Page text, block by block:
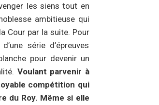
les siens tout en
ambitieuse qui
Cour par la suite. Pour
série d’épreuves
pour devenir un
Voulant parvenir à
compétition qui
du Roy. Même si elle